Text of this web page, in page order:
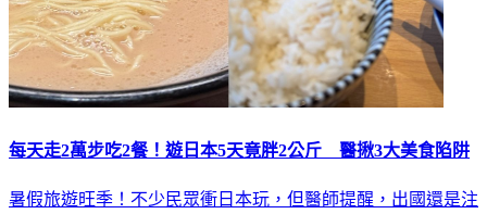
每天走2萬步吃2餐！遊日本5天竟胖2公斤 醫揪3大美食陷阱
暑假旅遊旺季！不少民眾衝日本玩，但醫師提醒，出國還是注